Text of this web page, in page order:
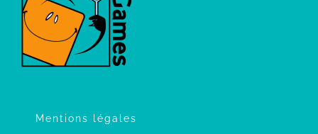
Mentions légales